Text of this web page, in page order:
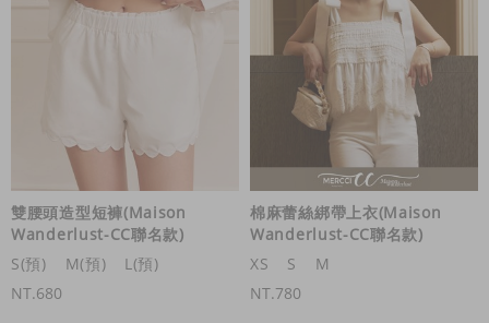
雙腰頭造型短褲(Maison
Wanderlust-CC聯名款)
S(預)
M(預)
L(預)
NT.680
棉麻蕾絲綁帶上衣(Maison
Wanderlust-CC聯名款)
XS
S
M
NT.780